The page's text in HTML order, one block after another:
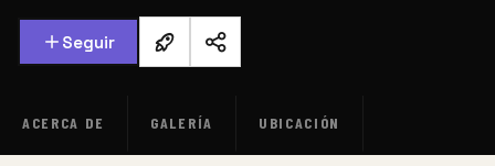
Seguir
ACERCA DE GALERÍA UBICACIÓN